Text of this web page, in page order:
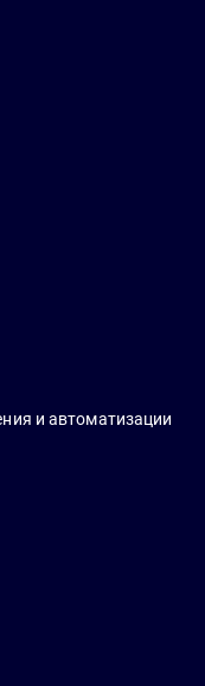
и автоматизации